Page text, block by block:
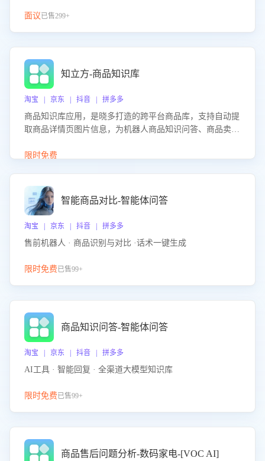
面议已售299+
知立方-商品知识库
淘宝 | 京东 | 抖音 | 拼多多
商品知识库应用，是晓多打造的跨平台商品库，支持自动提
取商品详情页图片信息，为机器人商品知识问答、商品卖点
限时免费
智能商品对比-智能体问答
淘宝 | 京东 | 抖音 | 拼多多
售前机器人 · 商品识别与对比 ·话术一键生成
限时免费已售99+
商品知识问答-智能体问答
淘宝 | 京东 | 抖音 | 拼多多
AI工具 · 智能回复 · 全渠道大模型知识库
限时免费已售99+
商品售后问题分析-数码家电-[VOC AI]